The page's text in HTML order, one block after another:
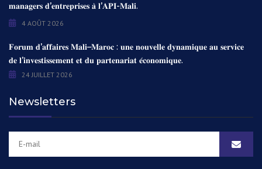
𝐦𝐚𝐧𝐚𝐠𝐞𝐫𝐬 𝐝’𝐞𝐧𝐭𝐫𝐞𝐩𝐫𝐢𝐬𝐞𝐬 𝐚̀ 𝐥’𝐀𝐏𝐈-𝐌𝐚𝐥𝐢.
4 AOÛT 2026
𝐅𝐨𝐫𝐮𝐦 𝐝’𝐚𝐟𝐟𝐚𝐢𝐫𝐞𝐬 𝐌𝐚𝐥𝐢–𝐌𝐚𝐫𝐨𝐜 : 𝐮𝐧𝐞 𝐧𝐨𝐮𝐯𝐞𝐥𝐥𝐞 𝐝𝐲𝐧𝐚𝐦𝐢𝐪𝐮𝐞 𝐚𝐮 𝐬𝐞𝐫𝐯𝐢𝐜𝐞
𝐝𝐞 𝐥’𝐢𝐧𝐯𝐞𝐬𝐭𝐢𝐬𝐬𝐞𝐦𝐞𝐧𝐭 𝐞𝐭 𝐝𝐮 𝐩𝐚𝐫𝐭𝐞𝐧𝐚𝐫𝐢𝐚𝐭 𝐞́𝐜𝐨𝐧𝐨𝐦𝐢𝐪𝐮𝐞.
24 JUILLET 2026
Newsletters